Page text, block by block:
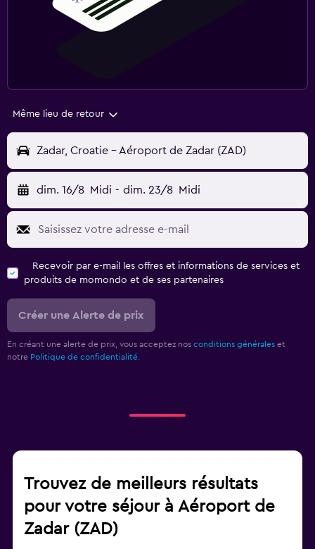
Même lieu de retour
Zadar, Croatie - Aéroport de Zadar (ZAD)
dim. 16/8 Midi - dim. 23/8 Midi
Recevoir par e-mail les offres et informations de services et
produits de momondo et de ses partenaires
Créer une Alerte de prix
En créant une alerte de prix, vous acceptez nos conditions générales et
notre Politique de confidentialité.
Trouvez de meilleurs résultats
pour votre séjour à Aéroport de
Zadar (ZAD)